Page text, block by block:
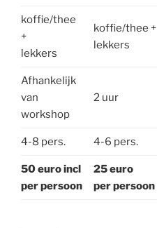
koffie/thee
+
lekkers
koffie/thee +
lekkers
Afhankelijk
van
workshop
2 uur
4-8 pers. 4-6 pers.
50 euro incl
perpersoon
25 euro
per persoon